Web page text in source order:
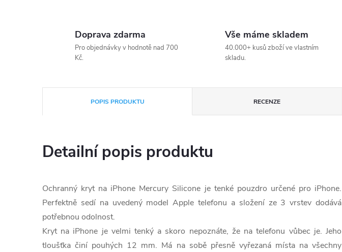
Doprava zdarma
Pro objednávky v hodnotě nad 700
Kč.
Vše máme skladem
40.000+ kusů zboží ve vlastním
skladu.
POPIS PRODUKTU RECENZE
Detailní popis produktu
Ochranný kryt na iPhone Mercury Silicone je tenké pouzdro určené pro iPhone.
Perfektně sedí na uvedený model Apple telefonu a složení ze 3 vrstev dodává
potřebnou odolnost.
Kryt na iPhone je velmi tenký a skoro nepoznáte, že na telefonu vůbec je. Jeho
tloušťka činí pouhých 12 mm. Má na sobě přesně vyřezaná místa na všechny